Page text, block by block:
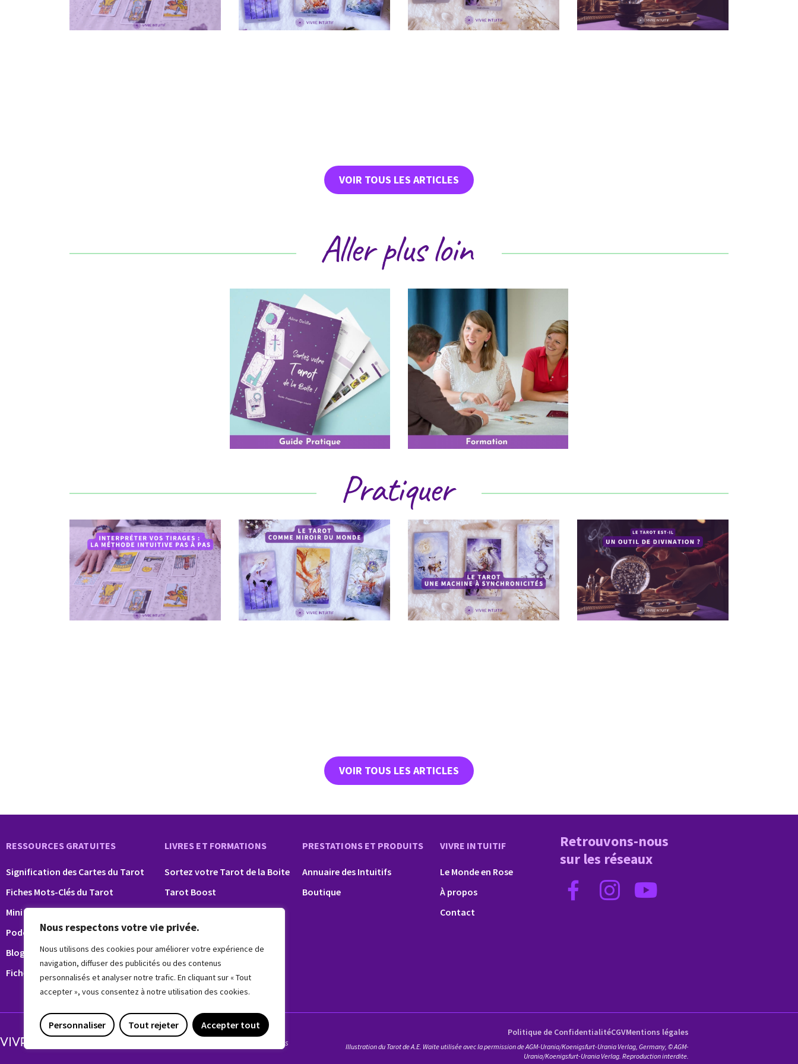
Nous respectons votre vie privée.
Nous utilisons des cookies pour améliorer votre expérience de
navigation, diffuser des publicités ou des contenus
personnalisés et analyser notre trafic. En cliquant sur « Tout
accepter », vous consentez à notre utilisation des cookies.
Personnaliser Tout rejeter Accepter tout
VOIR TOUS LES ARTICLES
Aller plus loin
Pratiquer
VOIR TOUS LES ARTICLES
RESSOURCES GRATUITES
Signification des Cartes du Tarot
Fiches Mots-Clés du Tarot
Mini formation Tarot
Podcast
Blog Tarot
Fiches Nettoyage Pierres, Tarot…
LIVRES ET FORMATIONS
Sortez votre Tarot de la Boite
Tarot Boost
Tarot Pro
PRESTATIONS ET PRODUITS
Annuaire des Intuitifs
Boutique
VIVRE INTUITIF
Le Monde en Rose
À propos
Contact
Retrouvons-nous
sur les réseaux
VIVRE INTUITIF Copyright 2018-2026 © Vivre Intuitif. Tous droits réservés
Politique de ConfidentialitéCGVMentions légales
Illustration du Tarot de A.E. Waite utilisée avec la permission de AGM-Urania/Koenigsfurt-Urania Verlag, Germany, © AGM-
Urania/Koenigsfurt-Urania Verlag. Reproduction interdite.